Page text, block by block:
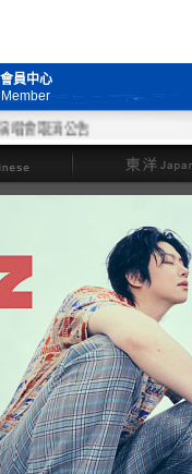
會員中心
Member
取消公告
東洋